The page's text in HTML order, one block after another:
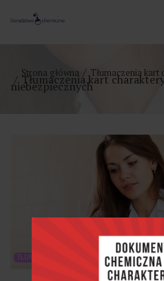
Strona główna Tłumaczenia kart
Tłumaczenia kart
niebezpiecznych
TŁUMACZENIA KART CHARAKTERYSTYKI